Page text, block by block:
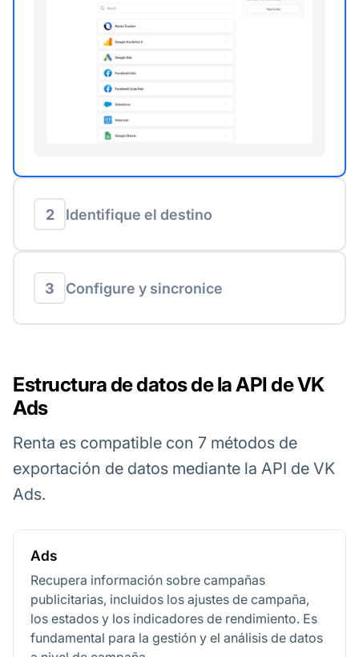
2 Identifique el destino
3 Configure y sincronice
Estructura de datos de la API de VK
Ads
Renta es compatible con 7 métodos de
exportación de datos mediante la API de VK
Ads.
Ads
Recupera información sobre campañas
publicitarias, incluidos los ajustes de campaña,
los estados y los indicadores de rendimiento. Es
fundamental para la gestión y el análisis de datos